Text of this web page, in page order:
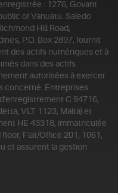
: 1276, Govant
of Vanuatu. Saledo
Hill Road,
P.O. Box 2897, fournit
des actifs numériques et à
dans des actifs
autorisées à exercer
concerné. Entreprises
C 94716,
VLT 1123, Malta) et
HE 43318, immatriculée
floor, Flat/Office 201, 1061,
et assurent la gestion